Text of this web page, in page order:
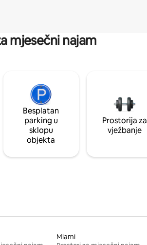
mjesečni najam
Besplatan
parking u
sklopu
objekta
Prostorija za
vježbanje
Miami